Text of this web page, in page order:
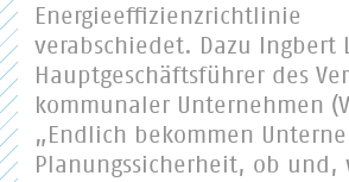
Energieeffizienzrichtlinie
verabschiedet. Dazu Ingbert
Hauptgeschäftsführer des
kommunaler Unternehmen
„Endlich bekommen
Planungssicherheit, ob und,